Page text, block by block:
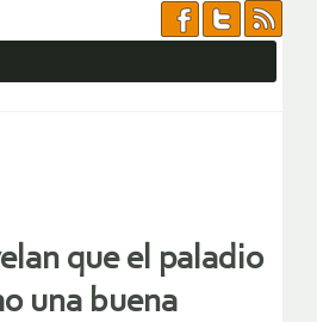
que el paladio
una buena